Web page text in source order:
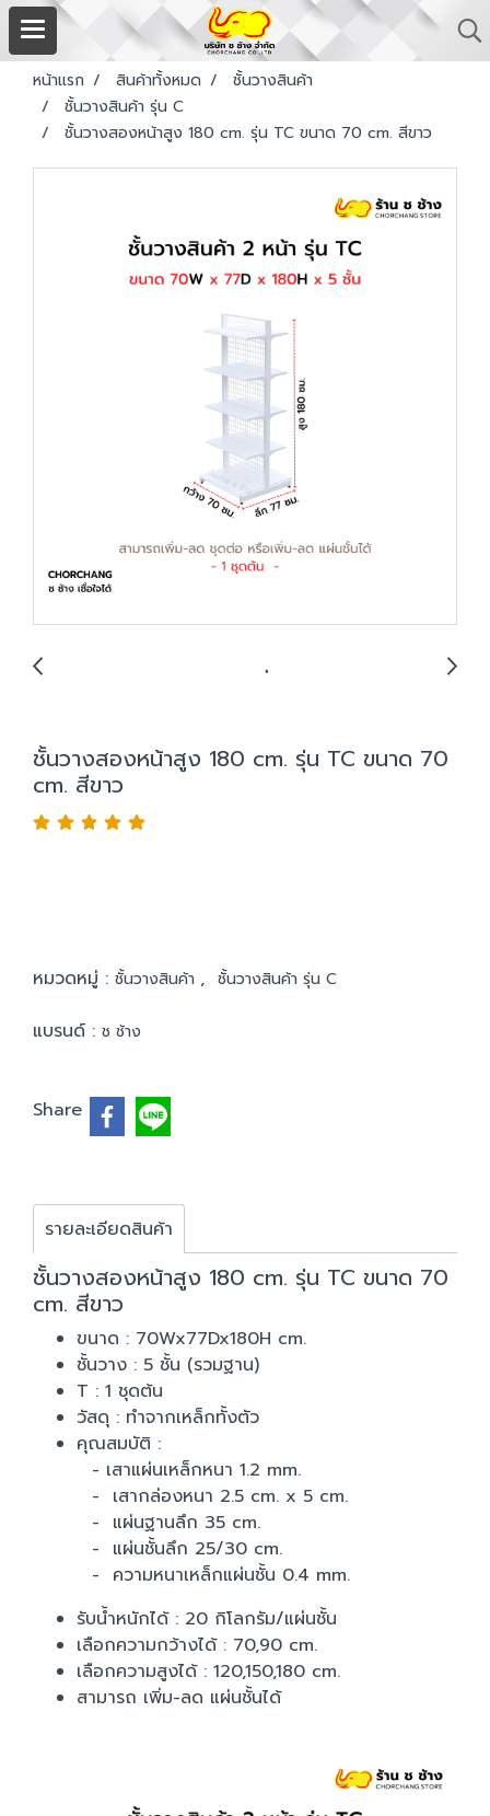
หน้าแรก สินค้าทั้งหมด
ชั้นวางสินค้า
ชั้นวางสินค้า รุ่น C
ชั้นวางสองหน้าสูง 180 cm. รุ่น TC ขนาด 70 cm. สีขาว
ชั้นวางสองหน้าสูง 180 cm. รุ่น TC ขนาด 70
cm. สีขาว
หมวดหมู่ : ชั้นวางสินค้า , ชั้นวางสินค้า รุ่น C
แบรนด์ : ช ช้าง
Share
รายละเอียดสินค้า
ชั้นวางสองหน้าสูง 180 cm. รุ่น TC ขนาด 70
cm. สีขาว
ขนาด : 70Wx77Dx180H cm.
ชั้นวาง : 5 ชั้น (รวมฐาน)
T : 1 ชุดต้น
วัสดุ : ทำจากเหล็กทั้งตัว
คุณสมบัติ :
- เสาแผ่นเหล็กหนา 1.2 mm.
- เสากล่องหนา 2.5 cm. x 5 cm.
- แผ่นฐานลึก 35 cm.
- แผ่นชั้นลึก 25/30 cm.
- ความหนาเหล็กแผ่นชั้น 0.4 mm.
รับน้ำหนักได้ : 20 กิโลกรัม/แผ่นชั้น
เลือกความกว้างได้ : 70,90 cm.
เลือกความสูงได้ : 120,150,180 cm.
สามารถ เพิ่ม-ลด แผ่นชั้นได้